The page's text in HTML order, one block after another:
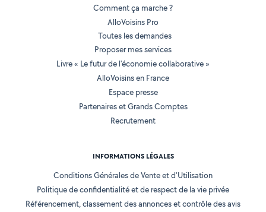
Comment ça marche ?
AlloVoisins Pro
Toutes les demandes
Proposer mes services
Livre « Le futur de l'économie collaborative »
AlloVoisins en France
Espace presse
Partenaires et Grands Comptes
Recrutement
INFORMATIONS LÉGALES
Conditions Générales de Vente et d'Utilisation
Politique de confidentialité et de respect de la vie privée
Référencement, classement des annonces et contrôle des avis